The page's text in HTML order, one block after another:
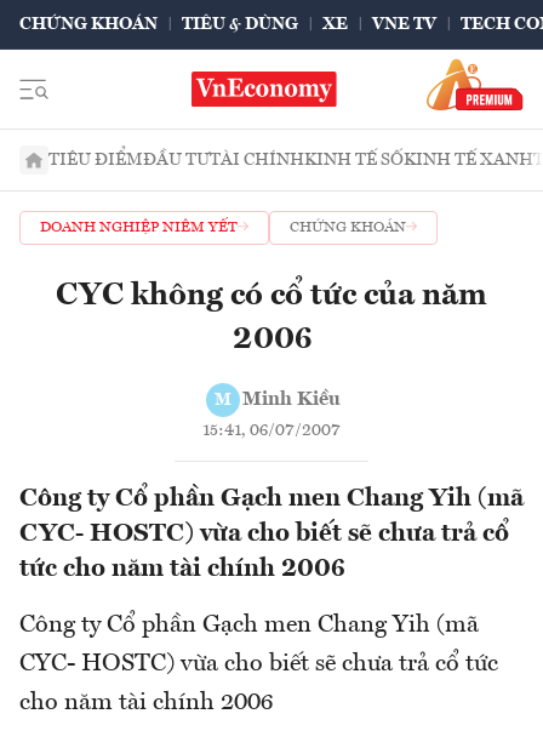
CHỨNG KHOÁN TIÊU & DÙNG XE VNE TV TECH
TIÊU ĐIỂMĐẦU TƯTÀI CHÍNHKINH TẾ SỐKINH TẾ XANH
DOANH NGHIỆP NIÊM YẾT CHỨNG KHOÁN
CYC không có cổ tức của năm
2006
M Minh Kiều
15:41, 06/07/2007
Công ty Cổ phần Gạch men Chang Yih (mã
CYC- HOSTC) vừa cho biết sẽ chưa trả cổ
tức cho năm tài chính 2006
Công ty Cổ phần Gạch men Chang Yih (mã
CYC- HOSTC) vừa cho biết sẽ chưa trả cổ tức
cho năm tài chính 2006